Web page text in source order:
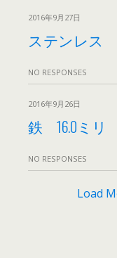
2016年9月27日
ステンレス
NO RESPONSES
2016年9月26日
鉄 16.0ミリ
NO RESPONSES
Load